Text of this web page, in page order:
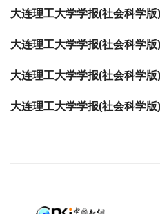
大连理工大学学报(社会科学版
大连理工大学学报(社会科学版
大连理工大学学报(社会科学
大连理工大学学报(社会科学